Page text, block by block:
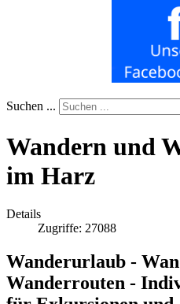
Suchen ...
Wandern und
im Harz
Details
Zugriffe: 27088
Wanderurlaub -
Wanderrouten -